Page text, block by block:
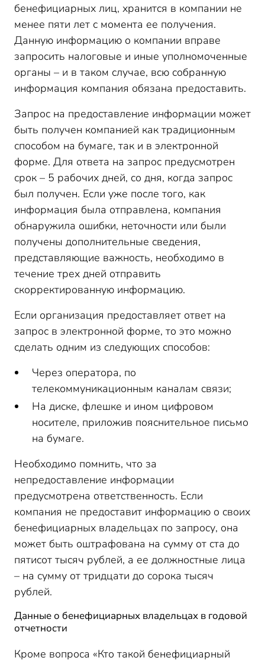
бенефициарных лиц, хранится в компании не
менее пяти лет с момента ее получения.
Данную информацию о компании вправе
запросить налоговые и иные уполномоченные
органы – и в таком случае, всю собранную
информация компания обязана предоставить.
Запрос на предоставление информации может
быть получен компанией как традиционным
способом на бумаге, так и в электронной
форме. Для ответа на запрос предусмотрен
срок – 5 рабочих дней, со дня, когда запрос
был получен. Если уже после того, как
информация была отправлена, компания
обнаружила ошибки, неточности или были
получены дополнительные сведения,
представляющие важность, необходимо в
течение трех дней отправить
скорректированную информацию.
Если организация предоставляет ответ на
запрос в электронной форме, то это можно
сделать одним из следующих способов:
Через оператора, по
телекоммуникационным каналам связи;
На диске, флешке и ином цифровом
носителе, приложив пояснительное письмо
на бумаге.
Необходимо помнить, что за
непредоставление информации
предусмотрена ответственность. Если
компания не предоставит информацию о своих
бенефициарных владельцах по запросу, она
может быть оштрафована на сумму от ста до
пятисот тысяч рублей, а ее должностные лица
– на сумму от тридцати до сорока тысяч
рублей.
Данные о бенефициарных владельцах в годовой
отчетности
Кроме вопроса «Кто такой бенефициарный